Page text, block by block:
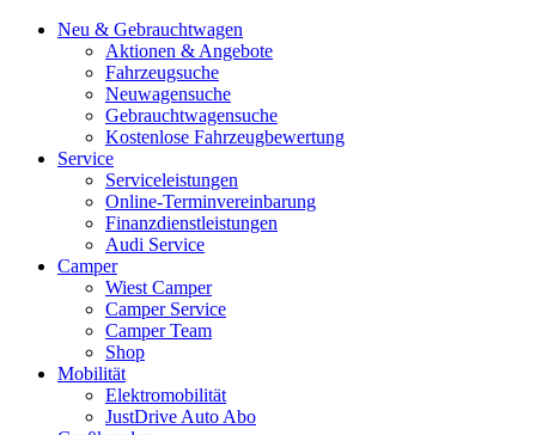
Neu & Gebrauchtwagen
Aktionen & Angebote
Fahrzeugsuche
Neuwagensuche
Gebrauchtwagensuche
Kostenlose Fahrzeugbewertung
Service
Serviceleistungen
Online-Terminvereinbarung
Finanzdienstleistungen
Audi Service
Camper
Wiest Camper
Camper Service
Camper Team
Shop
Mobilität
Elektromobilität
JustDrive Auto Abo